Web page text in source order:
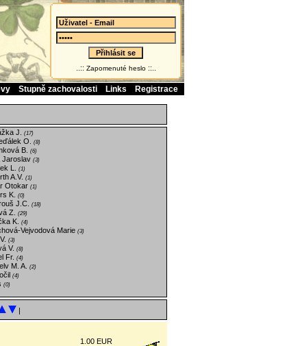
..:: Zapomenuté heslo ::..
Stupně zachovalosti Links Registrace
J. (17)
O. (8)
B. (6)
Jaroslav (3)
L. (1)
A.V. (1)
Otokar (1)
K. (0)
J.C. (18)
Z. (29)
K. (4)
Vejvodová Marie (3)
(3)
V. (8)
Fr. (4)
M. A. (2)
(4)
(0)
|
1.00 EUR